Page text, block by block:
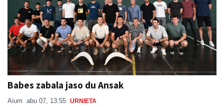
Babes zabala jaso du Ansak
Aiurri abu 07, 13:55 URNIETA